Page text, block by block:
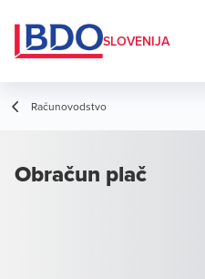
SLOVENIJA
Računovodstvo
Obračun plač